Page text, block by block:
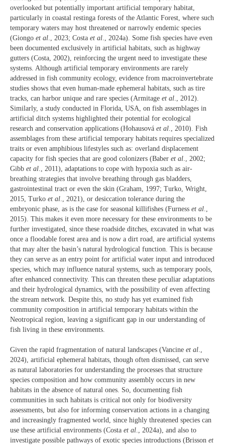
overlooked but potentially important artificial temporary habitat,
particularly in coastal restinga forests of the Atlantic Forest, where such
temporary waters may host threatened or narrowly endemic species
(Giongo et al ., 2023; Costa et al ., 2024a). Some fish species have even
been documented exclusively in artificial habitats, such as highway
gutters (Costa, 2002), reinforcing the urgent need to investigate these
systems. Although artificial temporary environments are rarely
addressed in fish community ecology, evidence from macroinvertebrate
studies shows that even human-made ephemeral habitats, such as tire
tracks, can harbor unique and rare species (Armitage et al ., 2012).
Similarly, a study conducted in Florida, USA, on fish assemblages in
artificial ditch systems highlighted their potential for ecological
research and conservation applications (Hohausová et al ., 2010). Fish
assemblages from these artificial temporary habitats requires specialized
traits or even amphibious lifestyles such as: overland displacement
capacity for fish species that are good colonizers (Baber et al ., 2002;
Gibb et al ., 2011), adaptations to cope with hypoxia such as air-
breathing strategies that involve breathing through gas bladders,
gastrointestinal tract or even the skin (Graham, 1997; Turko, Wright,
2015, Turko et al ., 2021), or desiccation tolerance during the
embryonic phase, as is the case for seasonal killifishes (Furness et al
2015). This makes it even more necessary for these environments to be
further investigated, since these roadside ditches, excavated in what was
once a floodable forest area and is now a dirt road, are artificial systems
that may alter the basin’s natural hydrological function. This is because
they can serve as an entry point for artificial water input and introduced
species, which may influence natural systems, such as temporary pools,
after enhanced connectivity. This can threaten these peculiar adaptations
and their hydrological dynamics, with the possibility of even affecting
the stream network. Despite this, no study has yet examined fish
community composition in artificial temporary habitats within the
Neotropical region, leaving a significant gap in our understanding of
fish living in these environments.
Given the rapid fragmentation of natural landscapes (Vancine et al.,
2024), artificial ephemeral habitats, though often dismissed, can serve
as natural laboratories for understanding the processes that structure
species composition and how community assembly occurs in new
habitats in the absence of natural ones. So, documenting fish
communities in such habitats is critical not only for biodiversity
assessments, but also for informing conservation actions in a changing
and increasingly fragmented world, since highly threatened species can
use these artificial environments (Costa et al., 2024a), and also to
investigate possible pathways of exotic species introductions (Brisson et